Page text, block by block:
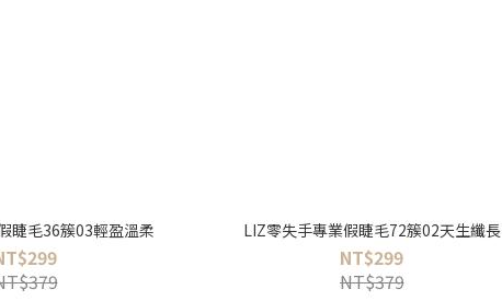
睫毛36簇03輕盈溫柔 LIZ零失手專業假睫毛72簇02天生纖長
NT$299
NT$379